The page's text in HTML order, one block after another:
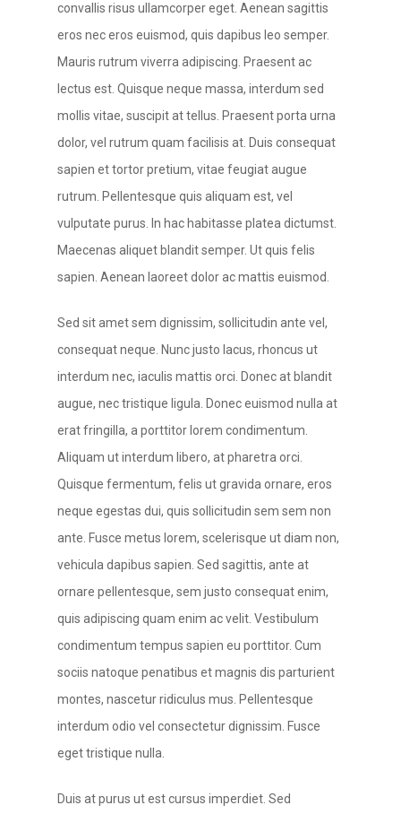
convallis risus ullamcorper eget. Aenean sagittis
eros nec eros euismod, quis dapibus leo semper.
Mauris rutrum viverra adipiscing. Praesent ac
lectus est. Quisque neque massa, interdum sed
mollis vitae, suscipit at tellus. Praesent porta urna
dolor, vel rutrum quam facilisis at. Duis consequat
sapien et tortor pretium, vitae feugiat augue
rutrum. Pellentesque quis aliquam est, vel
vulputate purus. In hac habitasse platea dictumst.
Maecenas aliquet blandit semper. Ut quis felis
sapien. Aenean laoreet dolor ac mattis euismod.
Sed sit amet sem dignissim, sollicitudin ante vel,
consequat neque. Nunc justo lacus, rhoncus ut
interdum nec, iaculis mattis orci. Donec at blandit
augue, nec tristique ligula. Donec euismod nulla at
erat fringilla, a porttitor lorem condimentum.
Aliquam ut interdum libero, at pharetra orci.
Quisque fermentum, felis ut gravida ornare, eros
neque egestas dui, quis sollicitudin sem sem non
ante. Fusce metus lorem, scelerisque ut diam non,
vehicula dapibus sapien. Sed sagittis, ante at
ornare pellentesque, sem justo consequat enim,
quis adipiscing quam enim ac velit. Vestibulum
condimentum tempus sapien eu porttitor. Cum
sociis natoque penatibus et magnis dis parturient
montes, nascetur ridiculus mus. Pellentesque
interdum odio vel consectetur dignissim. Fusce
eget tristique nulla.
Duis at purus ut est cursus imperdiet. Sed